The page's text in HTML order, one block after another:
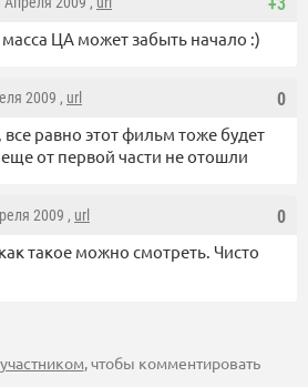
ЦА может забыть начало :)
0
2009 , url
все равно этот фильм тоже будет
от первой части не отошли
0
2009 , url
такое можно смотреть. Чисто
, чтобы комментировать